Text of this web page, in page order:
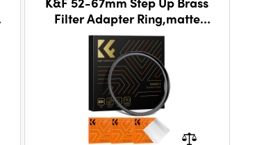
Filter Adapter Ring,matte
black, Frame Thickness 2.9mm,
W/ 3pcs Cleaning C